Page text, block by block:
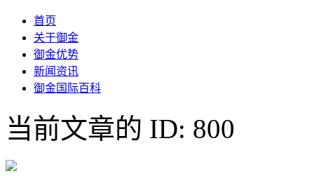
首页
关于御金
御金优势
新闻资讯
御金国际百科
当前文章的 ID: 800